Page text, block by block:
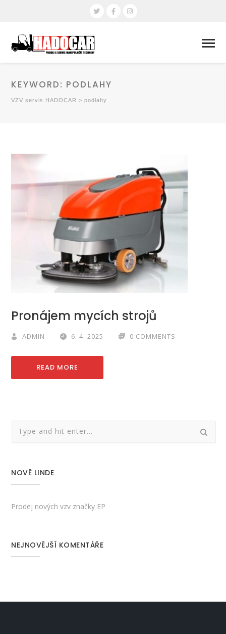
KEYWORD: PODLAHY
VZV servis HADOCAR >podlahy
Pronájem mycích strojů
ADMIN 6. 4. 2025 0 COMMENTS
READ MORE
NOVĚ LINDE
Prodej nových vzv značky EP
NEJNOVĚJŠÍ KOMENTÁŘE